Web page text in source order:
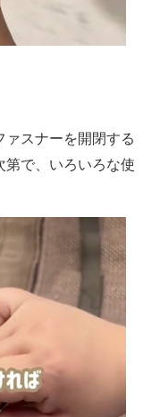
スナーを開閉する
第で、いろいろな使